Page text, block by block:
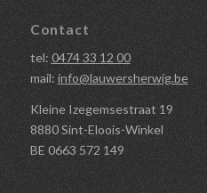
Contact
tel: 0474 33 12 00
mail: info@lauwersherwig.be
Kleine Izegemsestraat 19
8880 Sint-Eloois-Winkel
BE 0663 572 149